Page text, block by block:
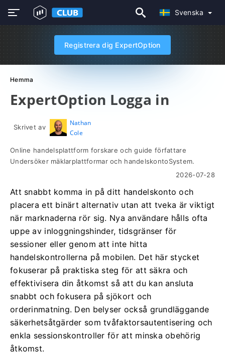
Svenska
Registrera dig ExpertOption
Hemma
ExpertOption Logga in
Skrivet av
Nathan
Cole
Online handelsplattform forskare och guide författare
Undersöker mäklarplattformar och handelskontoSystem.
2026-07-28
Att snabbt komma in på ditt handelskonto och
placera ett binärt alternativ utan att tveka är viktigt
när marknaderna rör sig. Nya användare hålls ofta
uppe av inloggningshinder, tidsgränser för
sessioner eller genom att inte hitta
handelskontrollerna på mobilen. Det här stycket
fokuserar på praktiska steg för att säkra och
effektivisera din åtkomst så att du kan ansluta
snabbt och fokusera på sjökort och
orderinmatning. Den belyser också grundläggande
säkerhetsåtgärder som tvåfaktorsautentisering och
enkla sessionskontroller för att minska obehörig
åtkomst.